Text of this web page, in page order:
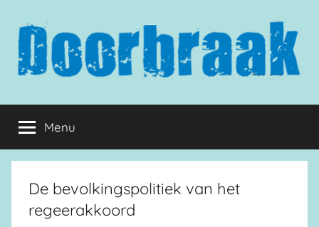
inhoud
springen
Doorbraak.eu
Menu
De bevolkingspolitiek van het
regeerakkoord